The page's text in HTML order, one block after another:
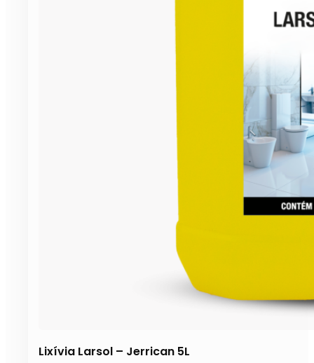
Lixívia Larsol – Jerrican 5L